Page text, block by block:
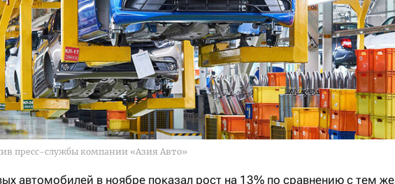
пресс-службы компании «Азия Авто»
автомобилей в ноябре показал рост на 13% по сравнению с тем же